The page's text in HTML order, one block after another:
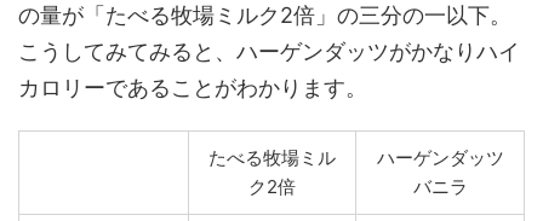
の量が「たべる牧場ミルク2倍」の三分の一以下。
こうしてみてみると、ハーゲンダッツがかなりハイ
カロリーであることがわかります。
たべる牧場ミル
ク2倍
ハーゲンダッツ
バニラ